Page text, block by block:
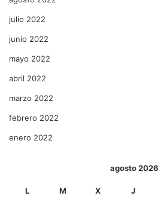
julio 2022
junio 2022
mayo 2022
abril 2022
marzo 2022
febrero 2022
enero 2022
agosto 2026
L M X J